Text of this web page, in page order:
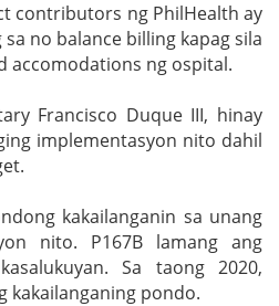
contributors ng PhilHealth ay
no balance billing kapag sila
accomodations ng ospital.
Francisco Duque III, hinay
implementasyon nito dahil
kakailanganin sa unang
nito. P167B lamang ang
Sa taong 2020,
kakailanganing pondo.